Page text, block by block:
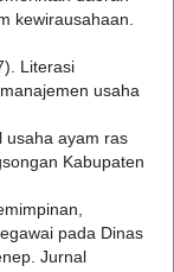
kewirausahaan.
Literasi
usaha
usaha ayam ras
Kabupaten
pada Dinas
Jurnal